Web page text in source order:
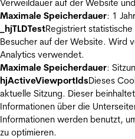
Verweildauer auf der Website
Maximale Speicherdauer: 1 Jahr
_hjTLDTestRegistriert
Besucher auf der Website. Wird
Analytics verwendet.
Maximale Speicherdauer:
hjActiveViewportIdsDieses
aktuelle Sitzung. Dieser
Informationen über die
Informationen werden benutzt,
zu optimieren.